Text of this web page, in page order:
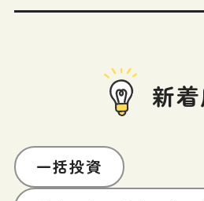
新
一括投資